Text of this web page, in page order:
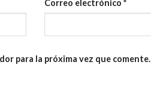
Correo electrónico *
para la próxima vez que comente.